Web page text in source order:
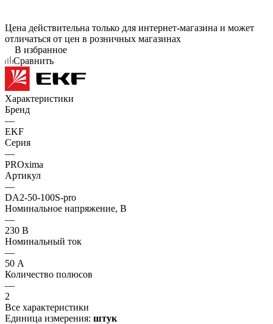
Цена действительна только для интернет-магазина и может
отличаться от цен в розничных магазинах
В избранное
Сравнить
Характеристики
Бренд
—
EKF
Серия
—
PROxima
Артикул
—
DA2-50-100S-pro
Номинальное напряжение, В
—
230 В
Номинальный ток
—
50 А
Количество полюсов
—
2
Все характеристики
Единица измерения: штук